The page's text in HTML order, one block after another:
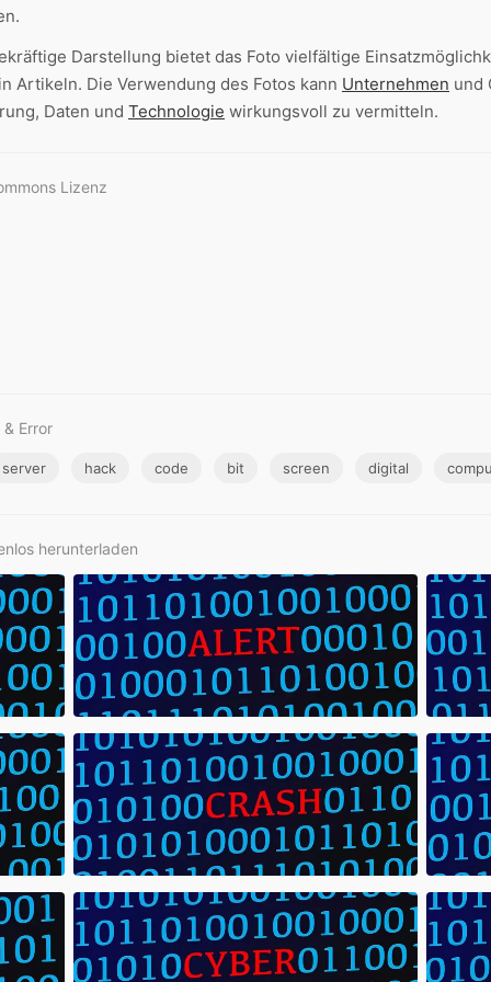
Darstellung bietet das Foto vielfältige
Artikeln. Die Verwendung des Fotos kann Unternehmen und
Daten und Technologie wirkungsvoll zu vermitteln.
Lizenz
Error
server hack code bit screen digital
herunterladen